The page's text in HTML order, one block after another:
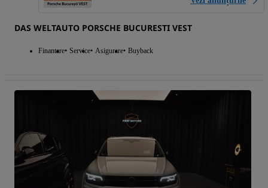
DAS WELTAUTO PORSCHE BUCURESTI VEST
Finantare Service Asigurare Buyback